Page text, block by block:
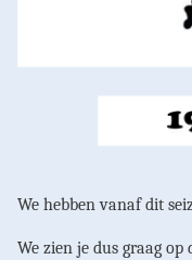
We hebben vanaf dit
We zien je dus graag op